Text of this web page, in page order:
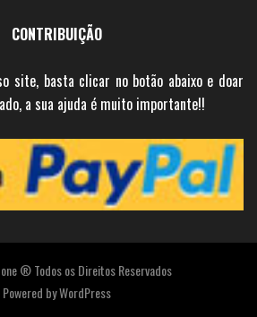
CONTRIBUIÇÃO
site, basta clicar no botão abaixo e doar
a sua ajuda é muito importante!!
® Todos os Direitos Reservados
Powered byWordPress